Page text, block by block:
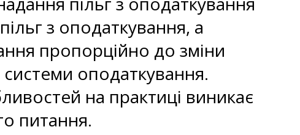
з оподаткування, а
пропорційно до зміни
оподаткування.
на практиці виникає
питання.